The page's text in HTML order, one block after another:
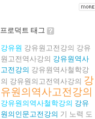
프로덕트 태그
강유원 강유원고전강의 강유
원고전역사강의 강유원역사
고전강의 강유원역사철학강
의 강유원의고전역사강의 강
유원의역사고전강의
강유원의역사철학강의 강유
원의인문고전강의 기 노력 도